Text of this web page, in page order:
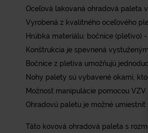
Oceľová lakovaná ohradová paleta
Vyrobená z kvalitného oceľového
Hrúbka materiálu: bočnice (pletivo)
Konštrukcia je spevnená
Bočnice z pletiva umožňujú
Nohy palety sú vybavené okami,
Možnosť manipulácie pomocou
Ohradovú paletu je možné
Táto kovová ohradová paleta s